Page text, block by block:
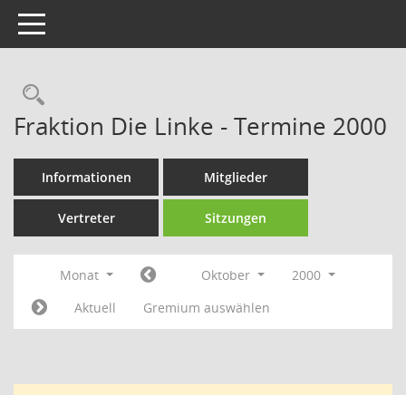
Toggle navigation
Rechercheauswahl
Fraktion Die Linke - Termine 2000
Informationen Mitglieder
Vertreter Sitzungen
Monat Oktober
2000
Aktuell
Gremium auswählen